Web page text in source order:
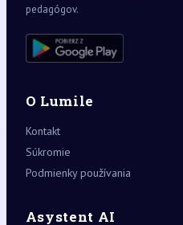
pedagógov.
O Lumile
Kontakt
Súkromie
Podmienky používania
Asystent AI